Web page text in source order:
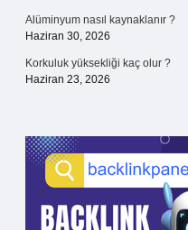
Alüminyum nasıl kaynaklanır ?
Haziran 30, 2026
Korkuluk yüksekliği kaç olur ?
Haziran 23, 2026